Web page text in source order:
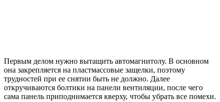
Первым делом нужно вытащить автомагнитолу. В основном
она закрепляется на пластмассовые защелки, поэтому
трудностей при ее снятии быть не должно. Далее
откручиваются болтики на панели вентиляции, после чего
сама панель приподнимается кверху, чтобы убрать все помехи.